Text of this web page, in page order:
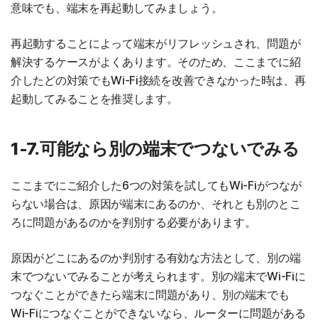
意味でも、端末を再起動してみましょう。
再起動することによって端末がリフレッシュされ、問題が
解決するケースがよくあります。そのため、ここまでに紹
介したどの対策でもWi-Fi接続を改善できなかった時は、再
起動してみることを推奨します。
1-7.可能なら別の端末でつないでみる
ここまでにご紹介した6つの対策を試してもWi-Fiがつなが
らない場合は、原因が端末にあるのか、それとも別のとこ
ろに問題があるのかを判別する必要があります。
原因がどこにあるのか判別する有効な方法として、別の端
末でつないでみることが考えられます。別の端末でWi-Fiに
つなぐことができたら端末に問題があり、別の端末でも
Wi-Fiにつなぐことができないなら、ルーターに問題がある